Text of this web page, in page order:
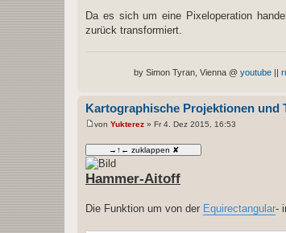
Da es sich um eine Pixeloperation
zurück transformiert.
by Simon Tyran, Vienna @ youtube||
Kartographische Projektionen und
t
r
a
von Yukterez » Fr 4. Dez 2015, 16:53
Hammer-Aitoff
Die Funktion um von der Equirectangular-